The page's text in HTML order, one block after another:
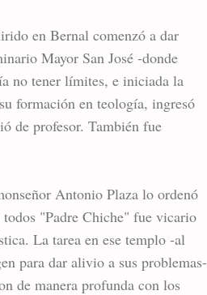
en Bernal comenzó a dar
Mayor San José -donde
no tener límites, e iniciada la
formación en teología, ingresó
de profesor. También fue
Antonio Plaza lo ordenó
"Padre Chiche" fue vicario
La tarea en ese templo -al
para dar alivio a sus problemas-
de manera profunda con los